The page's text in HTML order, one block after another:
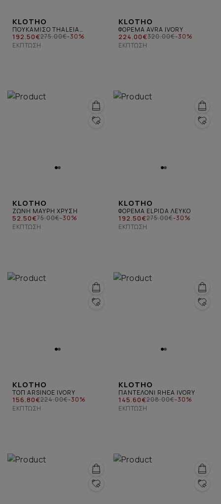
KLOTHO
ΠΟΥΚΑΜΙΣΟ THALEIA
ΜΑΥΡΟ
192.50€275.00€-30%
ΈΚΠΤΩΣΗ
KLOTHO
ΦΟΡΕΜΑ AVRA IVORY
224.00€320.00€-30%
ΈΚΠΤΩΣΗ
KLOTHO
ΖΩΝΗ ΜΑΥΡΗ ΧΡΥΣΗ
52.50€75.00€-30%
ΈΚΠΤΩΣΗ
KLOTHO
ΦΟΡΕΜΑ ELPIDA ΛΕΥΚΟ
192.50€275.00€-30%
ΈΚΠΤΩΣΗ
KLOTHO
ΤΟΠ ARSINOE IVORY
156.80€224.00€-30%
ΈΚΠΤΩΣΗ
KLOTHO
ΠΑΝΤΕΛΟΝΙ RHEA IVORY
145.60€208.00€-30%
ΈΚΠΤΩΣΗ